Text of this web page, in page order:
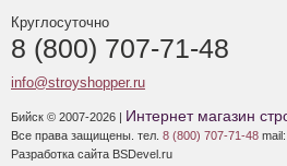
Круглосуточно
8 (800) 707-71-48
info@stroyshopper.ru
Бийск © 2007-2026 | Интернет магазин
Все права защищены. тел. 8 (800) 707-71-48 mail:
Разработка сайта BSDevel.ru